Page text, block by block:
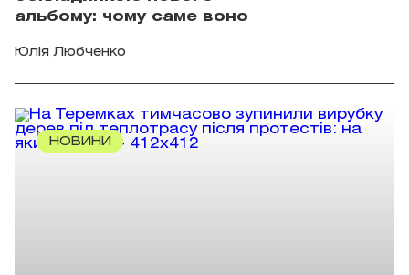
альбому: чому саме воно
Юлія Любченко
НОВИНИ